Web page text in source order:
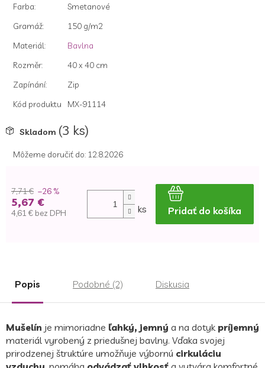
Farba:
Smetanové
Gramáž:
150 g/m2
Materiál:
Bavlna
Rozměr:
40 x 40 cm
Zapínání:
Zip
Kód produktu
MX-91114
Skladom (3 ks)
Môžeme doručiť do: 12.8.2026
7,71 € –26 %
5,67 €
4,61 € bez DPH ks Pridať do košíka
Popis Podobné (2) Diskusia
Mušelín je mimoriadne ľahký, jemný a na dotyk príjemný
materiál vyrobený z priedušnej bavlny. Vďaka svojej
prirodzenej štruktúre umožňuje výbornú cirkuláciu